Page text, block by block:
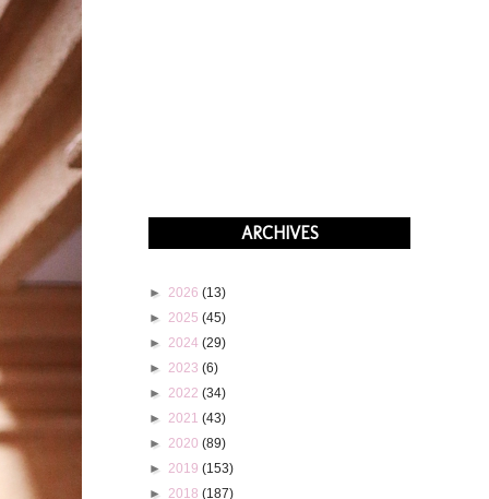
ARCHIVES
► 2026 (13)
► 2025 (45)
► 2024 (29)
► 2023 (6)
► 2022 (34)
► 2021 (43)
► 2020 (89)
► 2019 (153)
► 2018 (187)